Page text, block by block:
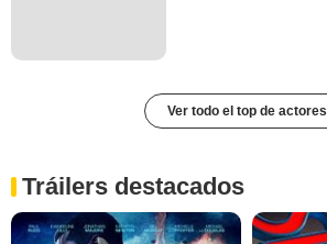
Ver todo el top de actores
Tráilers destacados